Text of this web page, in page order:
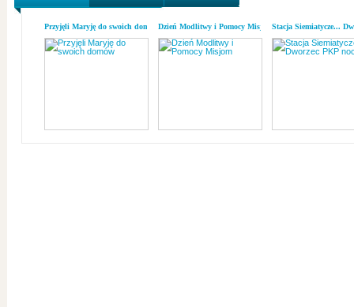
Przyjęli Maryję do swoich domówDzień Modlitwy i Pomocy MisjomStacja Siemiatycze...